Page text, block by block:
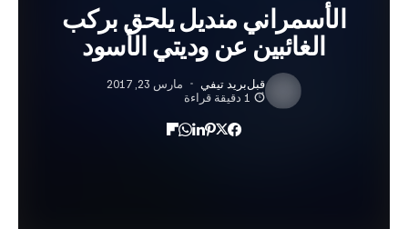
منديل يلحق بركب
الغائبين عن وديتي الأسود
بريد تيفي
مارس 23, 2017